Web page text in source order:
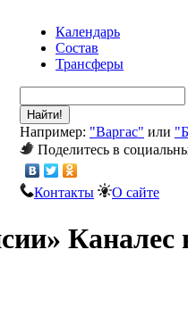
Календарь
Состав
Трансферы
Найти!
Например: "Варгас" или
Поделитесь в
Контакты О сайте
Каналес